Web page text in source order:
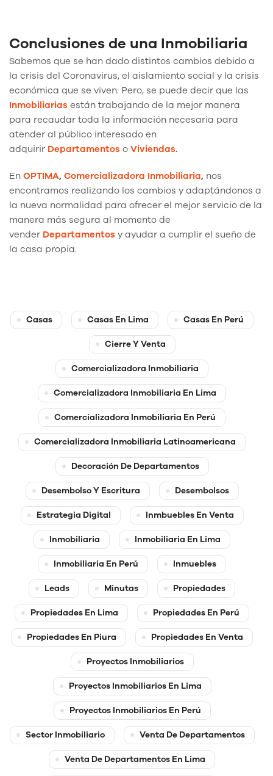
Conclusiones de una Inmobiliaria
Sabemos que se han dado distintos cambios debido a
la crisis del Coronavirus, el aislamiento social y la crisis
económica que se viven. Pero, se puede decir que las
Inmobiliarias están trabajando de la mejor manera
para recaudar toda la información necesaria para
atender al público interesado en
adquirir Departamentos o Viviendas.
En OPTIMA, Comercializadora Inmobiliaria, nos
encontramos realizando los cambios y adaptándonos a
la nueva normalidad para ofrecer el mejor servicio de la
manera más segura al momento de
vender Departamentos y ayudar a cumplir el sueño de
la casa propia.
Casas Casas En Lima Casas En Perú
Cierre Y Venta
Comercializadora Inmobiliaria
Comercializadora Inmobiliaria En Lima
Comercializadora Inmobiliaria En Perú
Comercializadora Inmobiliaria Latinoamericana
Decoración De Departamentos
Desembolso Y Escritura Desembolsos
Estrategia Digital Inmbuebles En Venta
Inmobiliaria Inmobiliaria En Lima
Inmobiliaria En Perú Inmuebles
Leads Minutas Propiedades
Propiedades En Lima Propiedades En Perú
Propiedades En Piura Propiedades En Venta
Proyectos Inmobiliarios
Proyectos Inmobiliarios En Lima
Proyectos Inmobiliarios En Perú
Sector Inmobiliario Venta De Departamentos
Venta De Departamentos En Lima